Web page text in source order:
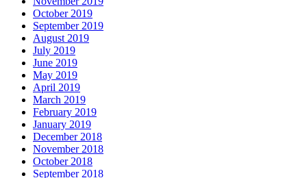
October 2019
September 2019
August 2019
July 2019
June 2019
May 2019
April 2019
March 2019
February 2019
January 2019
December 2018
November 2018
October 2018
September 2018